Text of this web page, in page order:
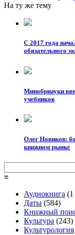
На ту же тему
С 2017 года
обязательного
Минобрнауки
учебников
Олег Новиков:
книжном рынке
≡
Аудиокнига (1
Даты (584)
Книжный
Культура (243)
Культурология